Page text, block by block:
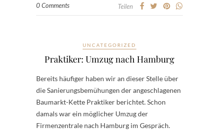
0 Comments Teilen
UNCATEGORIZED
Praktiker: Umzug nach Hamburg
Bereits häufiger haben wir an dieser Stelle über
die Sanierungsbemühungen der angeschlagenen
Baumarkt-Kette Praktiker berichtet. Schon
damals war ein möglicher Umzug der
Firmenzentrale nach Hamburg im Gespräch.